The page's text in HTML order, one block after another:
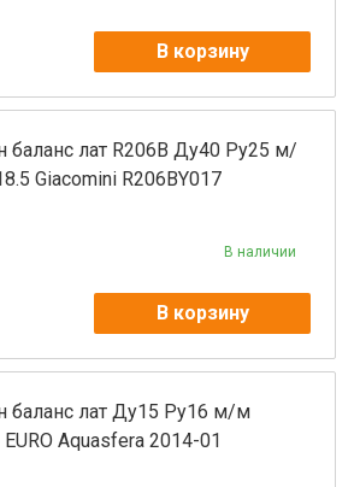
В корзину
баланс лат R206B Ду40 Ру25 м/
Giacomini R206BY017
В наличии
В корзину
баланс лат Ду15 Ру16 м/м
Aquasfera 2014-01